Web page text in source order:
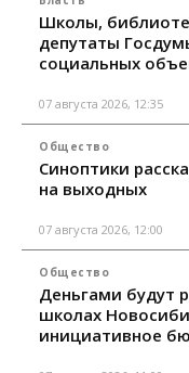
Школы,
депутаты
социальных
07 августа 2026, 12:35
Общество
Синоптики
на выходных
07 августа 2026, 12:00
Общество
Деньгами будут
школах
инициативное